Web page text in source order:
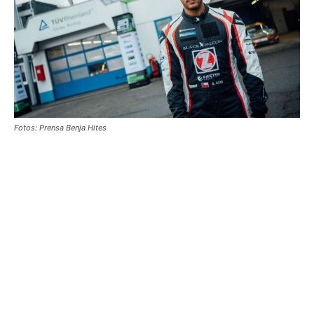
Fotos: Prensa Benja Hites